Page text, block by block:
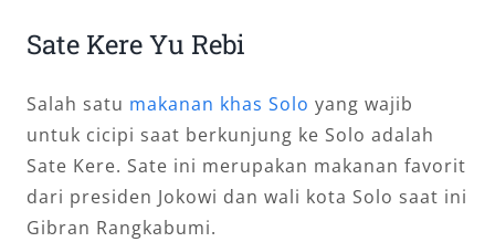
Sate Kere Yu Rebi
Salah satu makanan khas Solo yang wajib
untuk cicipi saat berkunjung ke Solo adalah
Sate Kere. Sate ini merupakan makanan favorit
dari presiden Jokowi dan wali kota Solo saat ini
Gibran Rangkabumi.